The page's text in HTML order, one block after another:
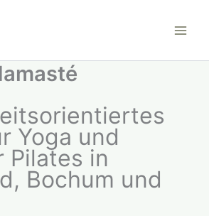
Yoga und
Pilates in
Bochum und